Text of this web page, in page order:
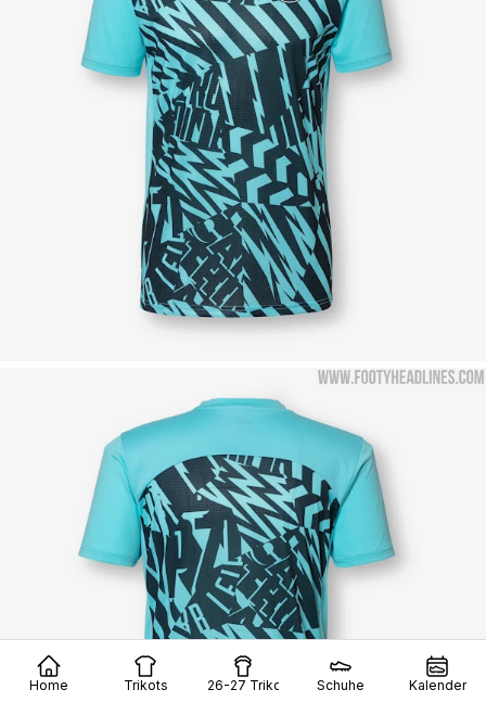
Home Trikots 26-27 Trikots Schuhe Kalender